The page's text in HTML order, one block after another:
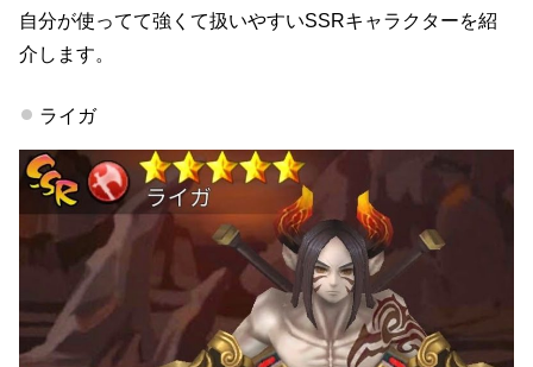
自分が使ってて強くて扱いやすいSSRキャラクターを紹
介します。
ライガ